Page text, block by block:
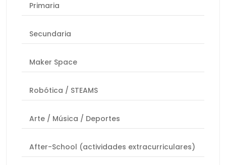
Primaria
Secundaria
Maker Space
Robótica / STEAMS
Arte / Música / Deportes
After-School (actividades extracurriculares)